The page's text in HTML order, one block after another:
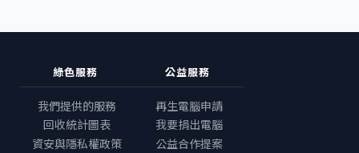
綠色服務
我們提供的服務
回收統計圖表
資安與隱私權政策
公益服務
再生電腦申請
我要捐出電腦
公益合作提案